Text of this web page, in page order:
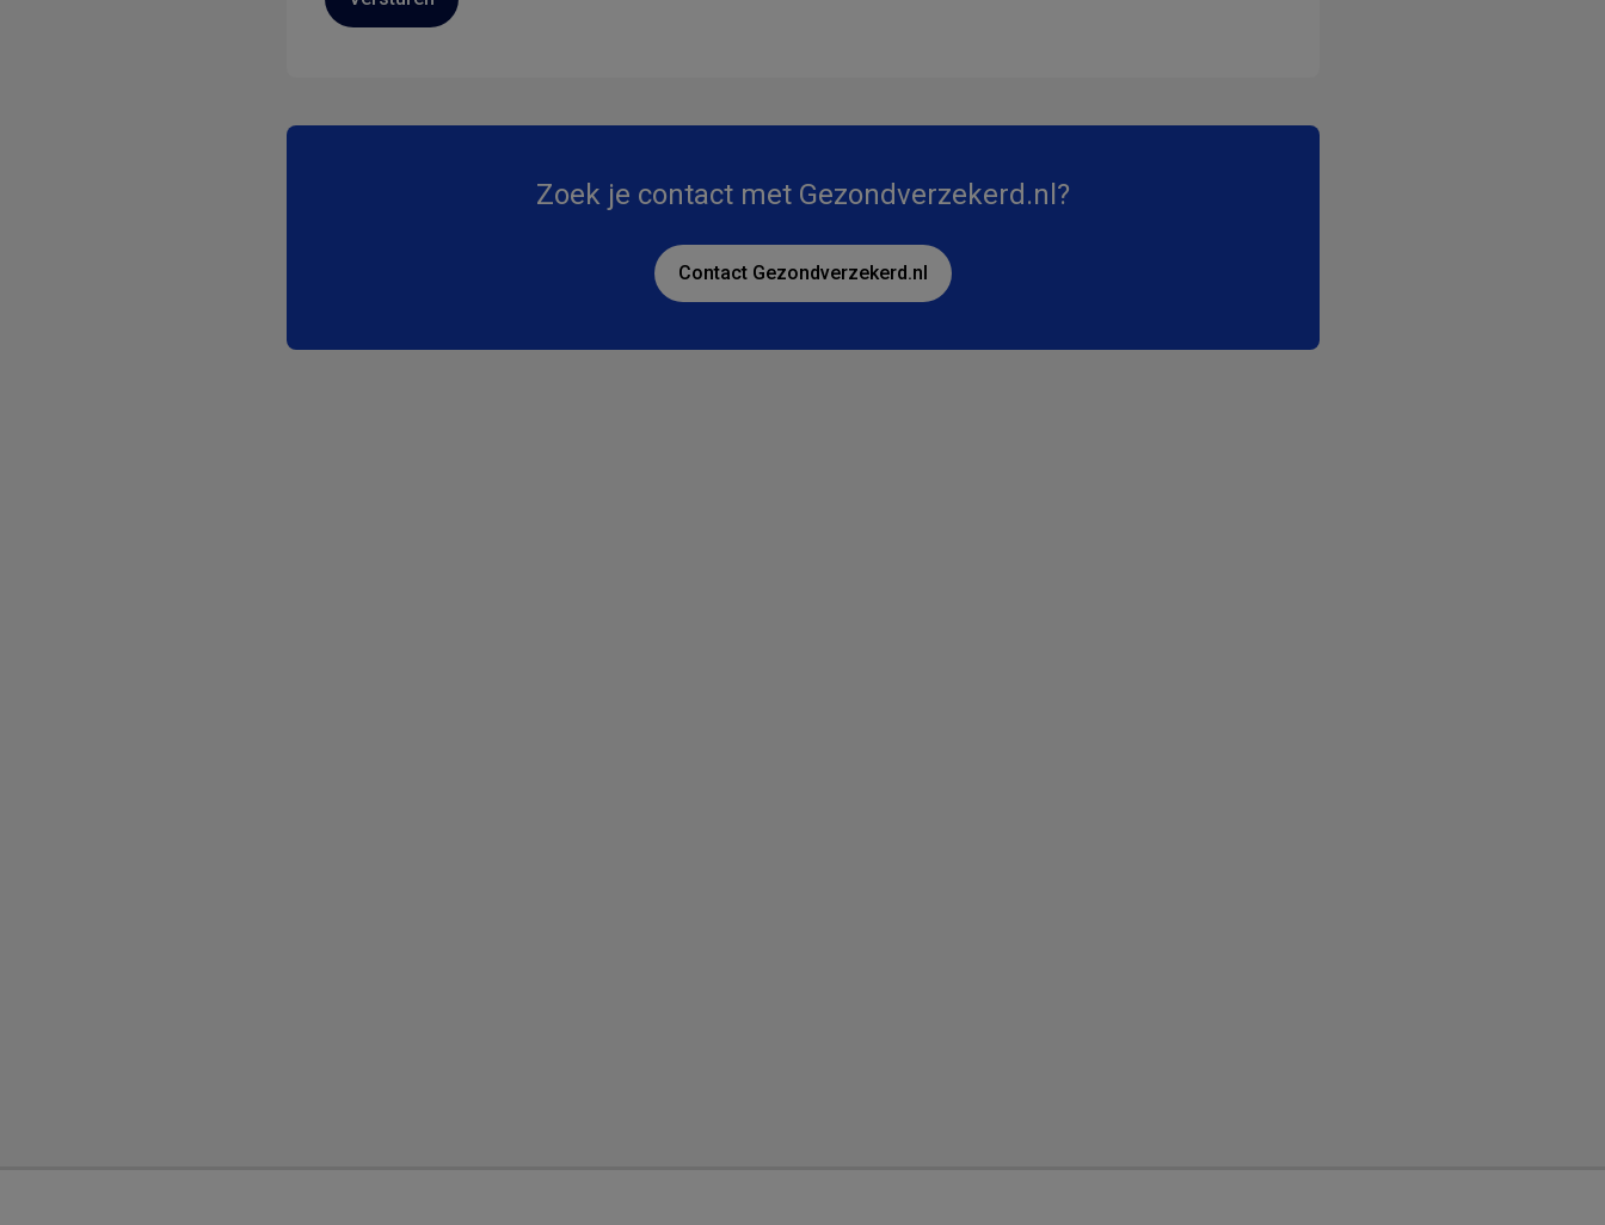
Zoek je contact met Gezondverzekerd.nl?
Contact Gezondverzekerd.nl